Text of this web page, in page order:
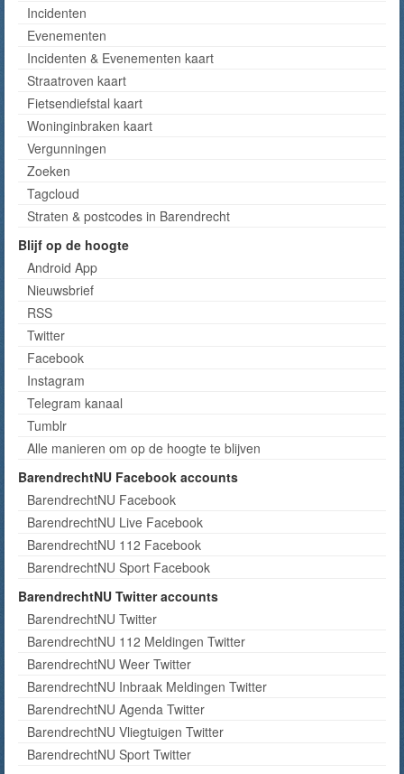
Incidenten
Evenementen
Incidenten & Evenementen kaart
Straatroven kaart
Fietsendiefstal kaart
Woninginbraken kaart
Vergunningen
Zoeken
Tagcloud
Straten & postcodes in Barendrecht
Blijf op de hoogte
Android App
Nieuwsbrief
RSS
Twitter
Facebook
Instagram
Telegram kanaal
Tumblr
Alle manieren om op de hoogte te blijven
BarendrechtNU Facebook accounts
BarendrechtNU Facebook
BarendrechtNU Live Facebook
BarendrechtNU 112 Facebook
BarendrechtNU Sport Facebook
BarendrechtNU Twitter accounts
BarendrechtNU Twitter
BarendrechtNU 112 Meldingen Twitter
BarendrechtNU Weer Twitter
BarendrechtNU Inbraak Meldingen Twitter
BarendrechtNU Agenda Twitter
BarendrechtNU Vliegtuigen Twitter
BarendrechtNU Sport Twitter